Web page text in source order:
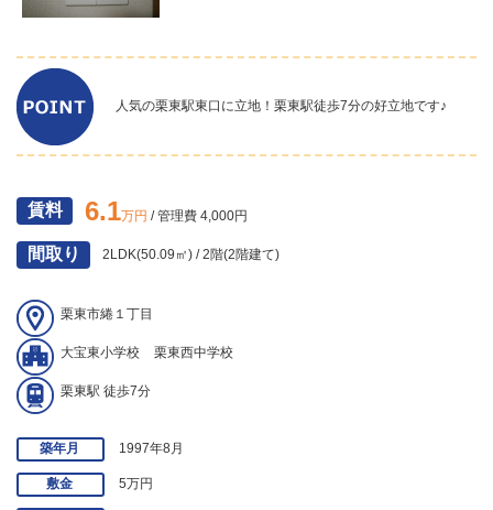
人気の栗東駅東口に立地！栗東駅徒歩7分の好立地です♪
賃料 6.1万円 / 管理費 4,000円
間取り 2LDK(50.09㎡) / 2階(2階建て)
栗東市綣１丁目
大宝東小学校 栗東西中学校
栗東駅 徒歩7分
築年月 1997年8月
敷金 5万円